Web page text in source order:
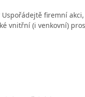
firemní
vnitřní (i venkovní)